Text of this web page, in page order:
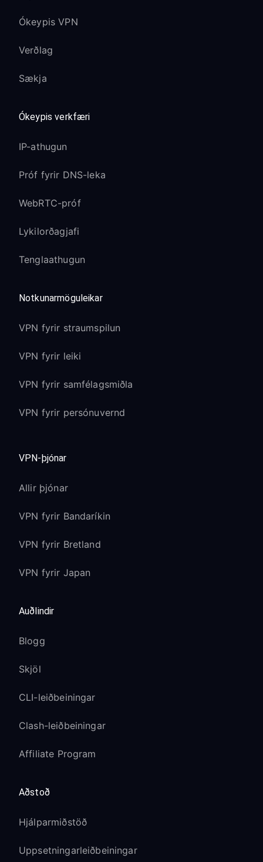
Ókeypis VPN
Verðlag
Sækja
Ókeypis verkfæri
IP-athugun
Próf fyrir DNS-leka
WebRTC-próf
Lykilorðagjafi
Tenglaathugun
Notkunarmöguleikar
VPN fyrir straumspilun
VPN fyrir leiki
VPN fyrir samfélagsmiðla
VPN fyrir persónuvernd
VPN-þjónar
Allir þjónar
VPN fyrir Bandaríkin
VPN fyrir Bretland
VPN fyrir Japan
Auðlindir
Blogg
Skjöl
CLI-leiðbeiningar
Clash-leiðbeiningar
Affiliate Program
Aðstoð
Hjálparmiðstöð
Uppsetningarleiðbeiningar